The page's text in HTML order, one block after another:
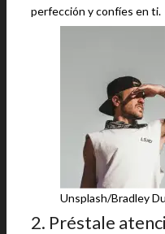
perfección y confíes en ti.
Unsplash/Bradley
2. Préstale